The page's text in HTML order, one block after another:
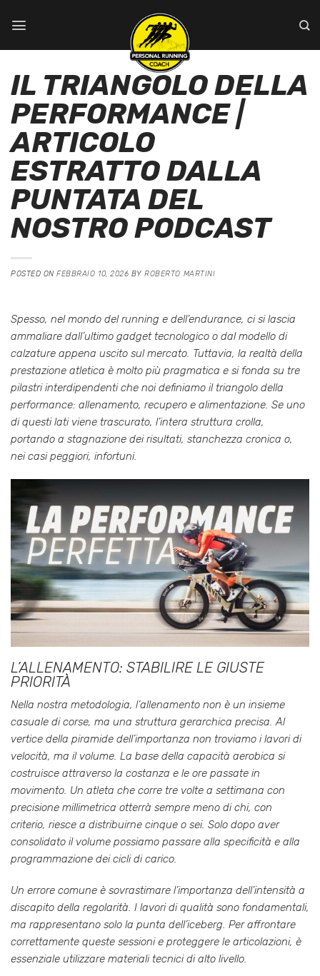
IL TRIANGOLO DELLA
PERFORMANCE |
ARTICOLO
ESTRATTO DALLA
PUNTATA DEL
NOSTRO PODCAST
POSTED ONFEBBRAIO 10, 2026 BYROBERTO MARTINI
Spesso, nel mondo del running e dell’endurance, ci si lascia
ammaliare dall’ultimo gadget tecnologico o dal modello di
calzature appena uscito sul mercato. Tuttavia, la realtà della
prestazione atletica è molto più pragmatica e si fonda su tre
pilastri interdipendenti che noi definiamo il triangolo della
performance: allenamento, recupero e alimentazione. Se uno
di questi lati viene trascurato, l’intera struttura crolla,
portando a stagnazione dei risultati, stanchezza cronica o,
nei casi peggiori, infortuni.
L’ALLENAMENTO: STABILIRE LE GIUSTE
PRIORITÀ
Nella nostra metodologia, l’allenamento non è un insieme
casuale di corse, ma una struttura gerarchica precisa. Al
vertice della piramide dell’importanza non troviamo i lavori di
velocità, ma il volume. La base della capacità aerobica si
costruisce attraverso la costanza e le ore passate in
movimento. Un atleta che corre tre volte a settimana con
precisione millimetrica otterrà sempre meno di chi, con
criterio, riesce a distribuirne cinque o sei. Solo dopo aver
consolidato il volume possiamo passare alla specificità e alla
programmazione dei cicli di carico.
Un errore comune è sovrastimare l’importanza dell’intensità a
discapito della regolarità. I lavori di qualità sono fondamentali,
ma rappresentano solo la punta dell’iceberg. Per affrontare
correttamente queste sessioni e proteggere le articolazioni, è
essenziale utilizzare materiali tecnici di alto livello.